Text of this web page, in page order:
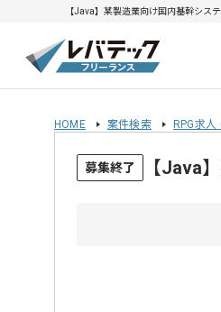
【Java】某製造業向け国内基幹シス
HOME 案件検索 RPG求人
募集終了 【Java